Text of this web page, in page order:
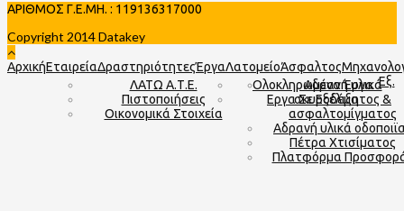
ΑΡΙΘΜΟΣ Γ.Ε.ΜΗ. : 119136317000
Copyright 2014 Datakey
ΑρχικήΕταιρεία
ΛΑΤΩ Α.Τ.Ε.
Πιστοποιήσεις
Οικονομικά Στοιχεία
ΔραστηριότητεςΈργα
Ολοκληρωμένα Έργα
Εργα Σε Εξέλιξη
Λατομείο
Αδρανή υλικά
σκυροδέματος &
ασφαλτομίγματος
Αδρανή υλικά
Πέτρα Χτισίματος
Πλατφόρμα
Άσφαλτος
Εξ.